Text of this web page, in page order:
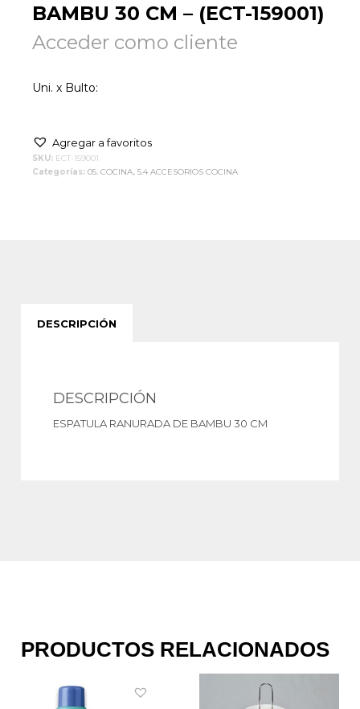
BAMBU 30 CM – (ECT-159001)
Acceder como cliente
Uni. x Bulto:
Agregar a favoritos
SKU: ECT-159001
Categorías: 05. COCINA, 5.4 ACCESORIOS COCINA
DESCRIPCIÓN
DESCRIPCIÓN
ESPATULA RANURADA DE BAMBU 30 CM
PRODUCTOS RELACIONADOS